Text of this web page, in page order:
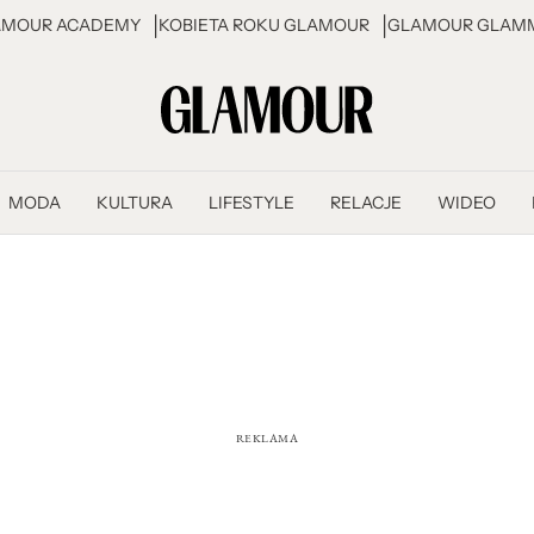
ACADEMY KOBIETA ROKU GLAMOUR GLAMOUR
MODA KULTURA LIFESTYLE RELACJE WIDEO